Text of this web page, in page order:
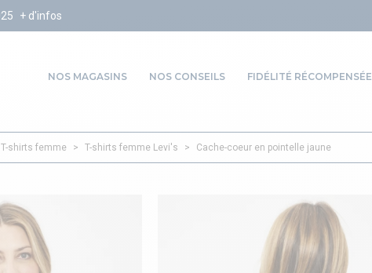
NOS MAGASINS NOS CONSEILS FIDÉLITÉ RÉCOMPENSÉE
T-shirts femme > T-shirts femme Levi's > Cache-coeur en pointelle jaune